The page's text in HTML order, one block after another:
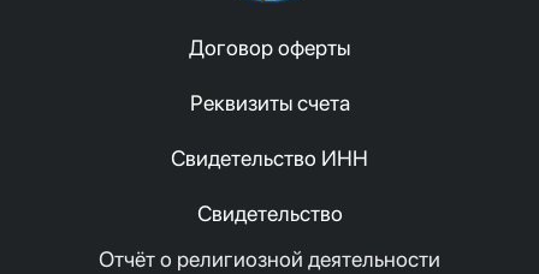
Договор оферты
Реквизиты счета
Свидетельство ИНН
Свидетельство
Отчёт о религиозной деятельности